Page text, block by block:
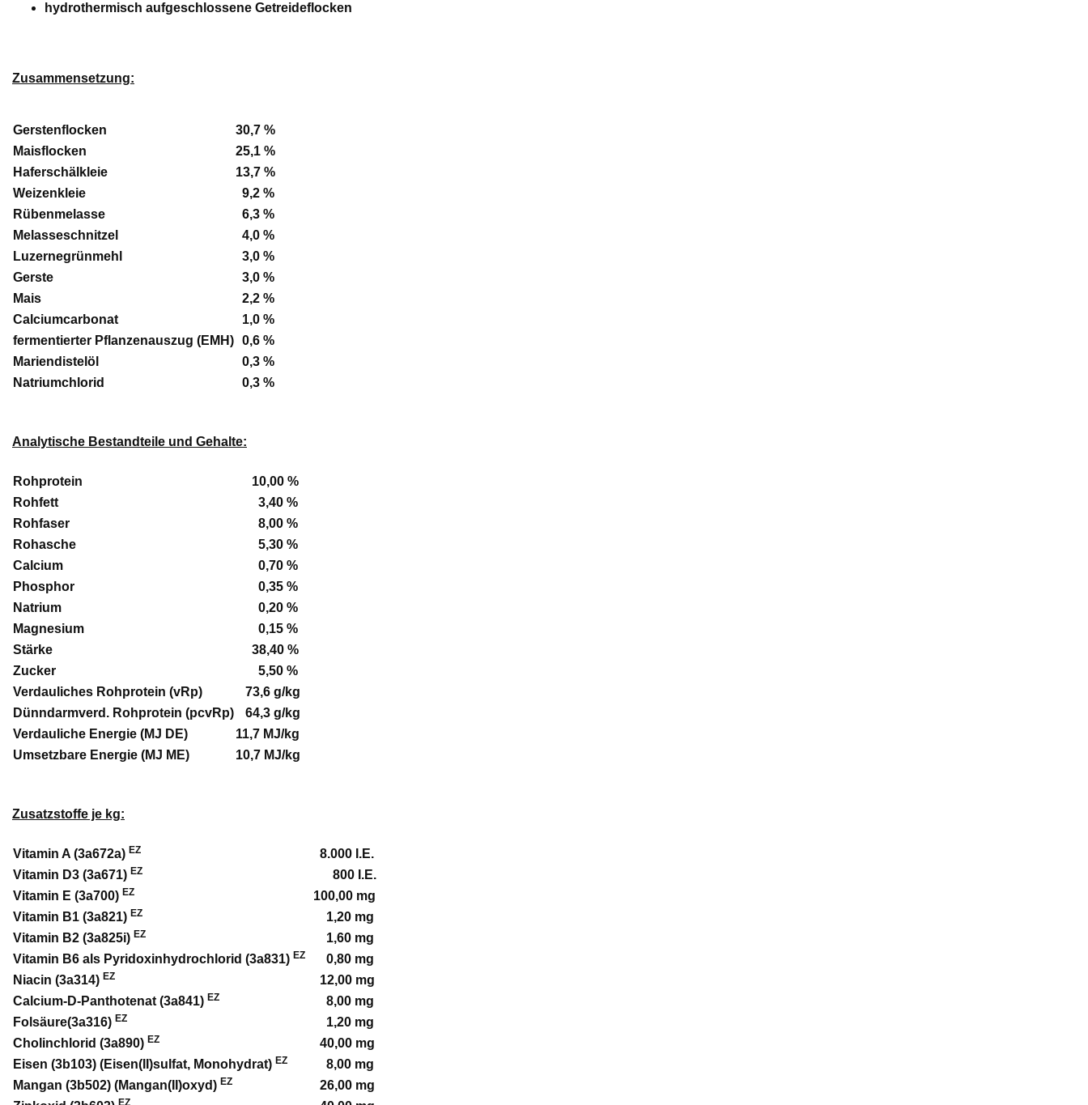
hydrothermisch aufgeschlossene Getreideflocken
Zusammensetzung:
Gerstenflocken
30,7 %
Maisflocken
25,1 %
Haferschälkleie
13,7 %
Weizenkleie
9,2 %
Rübenmelasse
6,3 %
Melasseschnitzel
4,0 %
Luzernegrünmehl
3,0 %
Gerste
3,0 %
Mais
2,2 %
Calciumcarbonat
1,0 %
fermentierter Pflanzenauszug (EMH) 0,6 %
Mariendistelöl
0,3 %
Natriumchlorid
0,3 %
Analytische Bestandteile und Gehalte:
Rohprotein
10,00 %
Rohfett
3,40 %
Rohfaser
8,00 %
Rohasche
5,30 %
Calcium
0,70 %
Phosphor
0,35 %
Natrium
0,20 %
Magnesium
0,15 %
Stärke
38,40 %
Zucker
5,50 %
Verdauliches Rohprotein (vRp)
73,6 g/kg
Dünndarmverd. Rohprotein (pcvRp)
64,3 g/kg
Verdauliche Energie (MJ DE)
11,7 MJ/kg
Umsetzbare Energie (MJ ME)
10,7 MJ/kg
Zusatzstoffe je kg:
Vitamin A (3a672a) EZ
8.000 I.E.
Vitamin D3 (3a671) EZ
800 I.E.
Vitamin E (3a700) EZ
100,00 mg
Vitamin B1 (3a821) EZ
1,20 mg
Vitamin B2 (3a825i) EZ
1,60 mg
Vitamin B6 als Pyridoxinhydrochlorid (3a831) EZ
0,80 mg
Niacin (3a314) EZ
12,00 mg
Calcium-D-Panthotenat (3a841) EZ
8,00 mg
Folsäure(3a316) EZ
1,20 mg
Cholinchlorid (3a890) EZ
40,00 mg
Eisen (3b103) (Eisen(II)sulfat, Monohydrat) EZ
8,00 mg
Mangan (3b502) (Mangan(II)oxyd) EZ
26,00 mg
EZ